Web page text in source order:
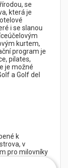
se
která je
i se slanou
kurtem,
program je
pilates,
je možné
a Golf del
k
v
pro milovníky